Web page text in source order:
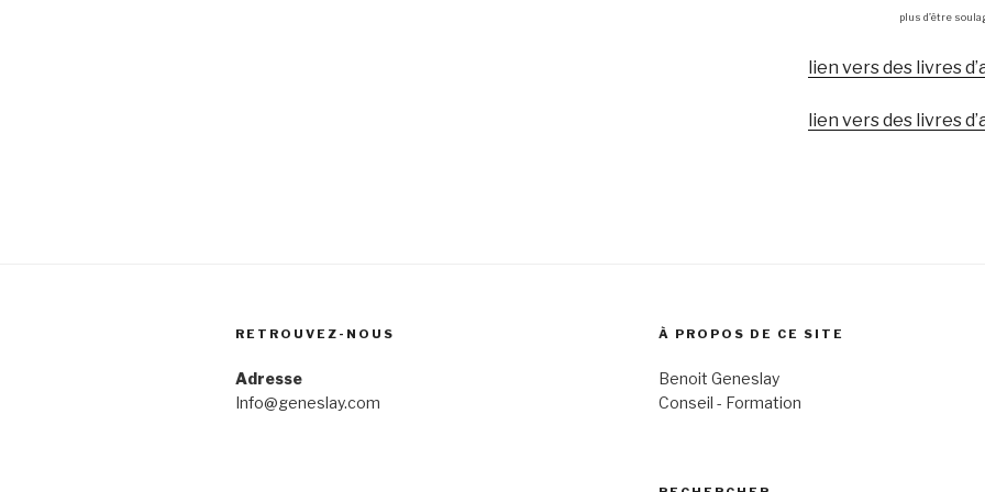
plus d’être
lien vers des livres
lien vers des livres
RETROUVEZ-NOUS
Adresse
Info@geneslay.com
À PROPOS DE CE SITE
Benoit Geneslay
Conseil - Formation